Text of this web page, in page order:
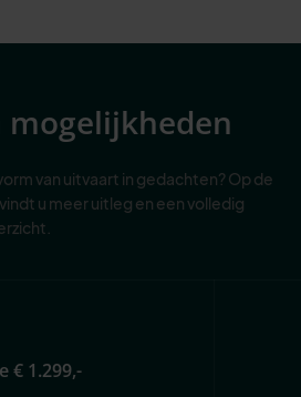
mogelijkheden
van uitvaart in gedachten? Op de
u meer uitleg en een volledig
€ 1.299,-